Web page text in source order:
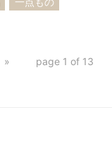
» page 1 of 13